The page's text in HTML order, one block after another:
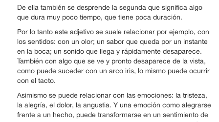
De ella también se desprende la segunda que significa algo
que dura muy poco tiempo, que tiene poca duración.
Por lo tanto este adjetivo se suele relacionar por ejemplo, con
los sentidos: con un olor; un sabor que queda por un instante
en la boca; un sonido que llega y rápidamente desaparece.
También con algo que se ve y pronto desaparece de la vista,
como puede suceder con un arco iris, lo mismo puede ocurrir
con el tacto.
Asimismo se puede relacionar con las emociones: la tristeza,
la alegría, el dolor, la angustia. Y una emoción como alegrarse
frente a un hecho, puede transformarse en un sentimiento de